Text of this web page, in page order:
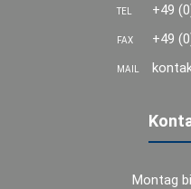
TEL +49
FAX +49
MAIL
Montag